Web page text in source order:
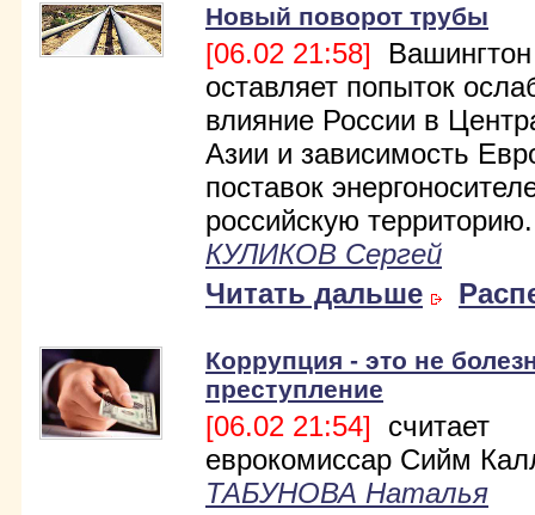
Новый поворот трубы
[06.02 21:58]
оставляет попыток
влияние России в
Азии и зависимость
поставок
российскую
КУЛИКОВ Сергей
Читать дальше
Коррупция - это не
преступление
[06.02 21:54] считает
еврокомиссар Сийм
ТАБУНОВА Наталья